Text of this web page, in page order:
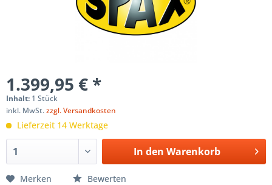
1.399,95 € *
Inhalt: 1 Stück
inkl. MwSt.zzgl. Versandkosten
Lieferzeit 14 Werktage
In den Warenkorb
Merken Bewerten